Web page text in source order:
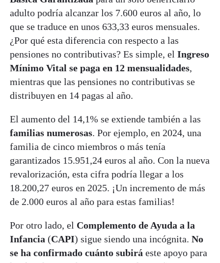
adulto podría alcanzar los 7.600 euros al año, lo
que se traduce en unos 633,33 euros mensuales.
¿Por qué esta diferencia con respecto a las
pensiones no contributivas? Es simple, el Ingreso
Mínimo Vital se paga en 12 mensualidades,
mientras que las pensiones no contributivas se
distribuyen en 14 pagas al año.
El aumento del 14,1% se extiende también a las
familias numerosas. Por ejemplo, en 2024, una
familia de cinco miembros o más tenía
garantizados 15.951,24 euros al año. Con la nueva
revalorización, esta cifra podría llegar a los
18.200,27 euros en 2025. ¡Un incremento de más
de 2.000 euros al año para estas familias!
Por otro lado, el Complemento de Ayuda a la
Infancia (CAPI) sigue siendo una incógnita. No
se ha confirmado cuánto subirá este apoyo para